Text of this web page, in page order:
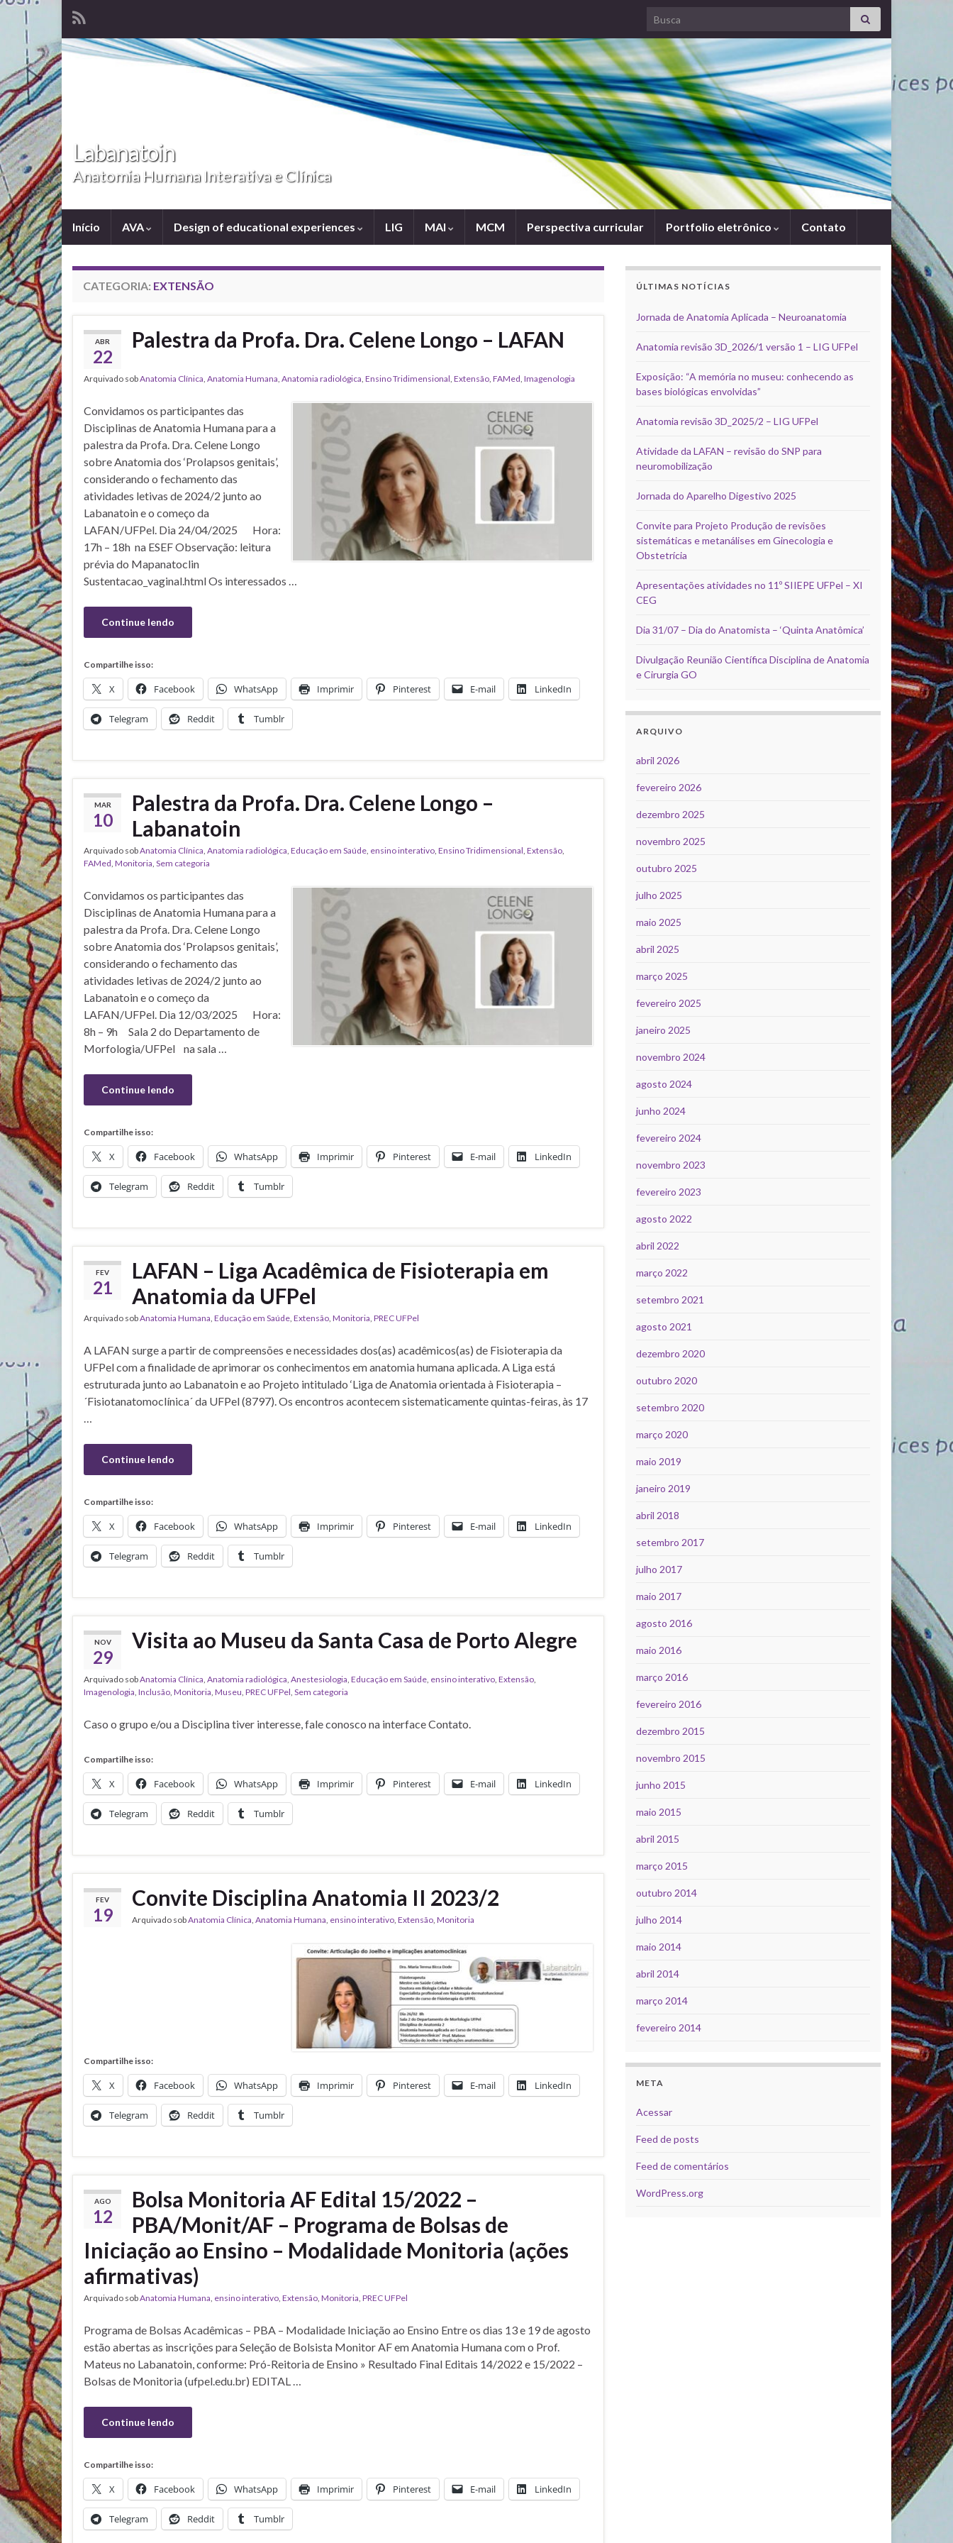
Search for:
Labanatoin
Anatomia Humana Interativa e Clínica
Início AVA Design of educational experiences LIG MAI MCM Perspectiva curricular Portfolio eletrônico Contato
CATEGORIA: EXTENSÃO
ABR
22
Palestra da Profa. Dra. Celene Longo – LAFAN
Arquivado sobAnatomia Clínica, Anatomia Humana, Anatomia radiológica, Ensino Tridimensional, Extensão, FAMed, Imagenologia
Convidamos os participantes das
Disciplinas de Anatomia Humana para a
palestra da Profa. Dra. Celene Longo
sobre Anatomia dos ‘Prolapsos genitais’,
considerando o fechamento das
atividades letivas de 2024/2 junto ao
Labanatoin e o começo da
LAFAN/UFPel. Dia 24/04/2025 Hora:
17h – 18h na ESEF Observação: leitura
prévia do Mapanatoclin
Sustentacao_vaginal.html Os interessados …
Continue lendo
Compartilhe isso:
X Facebook WhatsApp Imprimir Pinterest E-mail LinkedIn
Telegram Reddit Tumblr
MAR
10
Palestra da Profa. Dra. Celene Longo –
Labanatoin
Arquivado sobAnatomia Clínica, Anatomia radiológica, Educação em Saúde, ensino interativo, Ensino Tridimensional, Extensão,
FAMed, Monitoria, Sem categoria
Convidamos os participantes das
Disciplinas de Anatomia Humana para a
palestra da Profa. Dra. Celene Longo
sobre Anatomia dos ‘Prolapsos genitais’,
considerando o fechamento das
atividades letivas de 2024/2 junto ao
Labanatoin e o começo da
LAFAN/UFPel. Dia 12/03/2025 Hora:
8h – 9h Sala 2 do Departamento de
Morfologia/UFPel na sala …
Continue lendo
Compartilhe isso:
X Facebook WhatsApp Imprimir Pinterest E-mail LinkedIn
Telegram Reddit Tumblr
FEV
21
LAFAN – Liga Acadêmica de Fisioterapia em
Anatomia da UFPel
Arquivado sobAnatomia Humana, Educação em Saúde, Extensão, Monitoria, PREC UFPel
A LAFAN surge a partir de compreensões e necessidades dos(as) acadêmicos(as) de Fisioterapia da
UFPel com a finalidade de aprimorar os conhecimentos em anatomia humana aplicada. A Liga está
estruturada junto ao Labanatoin e ao Projeto intitulado ‘Liga de Anatomia orientada à Fisioterapia –
´Fisiotanatomoclínica´ da UFPel (8797). Os encontros acontecem sistematicamente quintas-feiras, às 17
…
Continue lendo
Compartilhe isso:
X Facebook WhatsApp Imprimir Pinterest E-mail LinkedIn
Telegram Reddit Tumblr
NOV
29
Visita ao Museu da Santa Casa de Porto Alegre
Arquivado sobAnatomia Clínica, Anatomia radiológica, Anestesiologia, Educação em Saúde, ensino interativo, Extensão,
Imagenologia, Inclusão, Monitoria, Museu, PREC UFPel, Sem categoria
Caso o grupo e/ou a Disciplina tiver interesse, fale conosco na interface Contato.
Compartilhe isso:
X Facebook WhatsApp Imprimir Pinterest E-mail LinkedIn
Telegram Reddit Tumblr
FEV
19
Convite Disciplina Anatomia II 2023/2
Arquivado sobAnatomia Clínica, Anatomia Humana, ensino interativo, Extensão, Monitoria
Compartilhe isso:
X Facebook WhatsApp Imprimir Pinterest E-mail LinkedIn
Telegram Reddit Tumblr
AGO
12
Bolsa Monitoria AF Edital 15/2022 –
PBA/Monit/AF – Programa de Bolsas de
Iniciação ao Ensino – Modalidade Monitoria (ações
afirmativas)
Arquivado sobAnatomia Humana ensino interativo Extensão Monitoria PREC UFPel
Programa de Bolsas Acadêmicas – PBA – Modalidade Iniciação ao Ensino Entre os dias 13 e 19 de agosto
estão abertas as inscrições para Seleção de Bolsista Monitor AF em Anatomia Humana com o Prof.
Mateus no Labanatoin, conforme: Pró-Reitoria de Ensino » Resultado Final Editais 14/2022 e 15/2022 –
Bolsas de Monitoria (ufpel.edu.br) EDITAL …
Continue lendo
Compartilhe isso:
X Facebook WhatsApp Imprimir Pinterest E-mail LinkedIn
Telegram Reddit Tumblr
ÚLTIMAS NOTÍCIAS
Jornada de Anatomia Aplicada – Neuroanatomia
Anatomia revisão 3D_2026/1 versão 1 – LIG UFPel
Exposição: “A memória no museu: conhecendo as
bases biológicas envolvidas”
Anatomia revisão 3D_2025/2 – LIG UFPel
Atividade da LAFAN – revisão do SNP para
neuromobilização
Jornada do Aparelho Digestivo 2025
Convite para Projeto Produção de revisões
sistemáticas e metanálises em Ginecologia e
Obstetrícia
Apresentações atividades no 11º SIIEPE UFPel – XI
CEG
Dia 31/07 – Dia do Anatomista – ‘Quinta Anatômica’
Divulgação Reunião Científica Disciplina de Anatomia
e Cirurgia GO
ARQUIVO
abril 2026
fevereiro 2026
dezembro 2025
novembro 2025
outubro 2025
julho 2025
maio 2025
abril 2025
março 2025
fevereiro 2025
janeiro 2025
novembro 2024
agosto 2024
junho 2024
fevereiro 2024
novembro 2023
fevereiro 2023
agosto 2022
abril 2022
março 2022
setembro 2021
agosto 2021
dezembro 2020
outubro 2020
setembro 2020
março 2020
maio 2019
janeiro 2019
abril 2018
setembro 2017
julho 2017
maio 2017
agosto 2016
maio 2016
março 2016
fevereiro 2016
dezembro 2015
novembro 2015
junho 2015
maio 2015
abril 2015
março 2015
outubro 2014
julho 2014
maio 2014
abril 2014
março 2014
fevereiro 2014
META
Acessar
Feed de posts
Feed de comentários
WordPress.org